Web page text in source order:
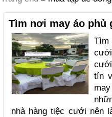
Tìm nơi may áo phủ
Tìm
tín
nhà hàng tiệc cưới nên